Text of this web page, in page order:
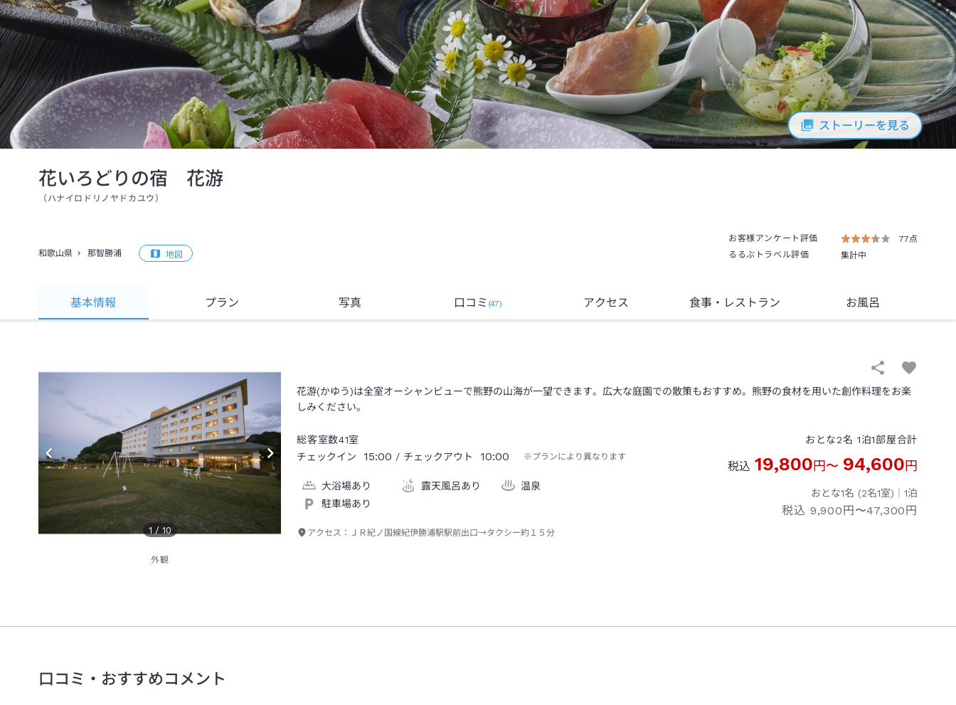
ストーリーを見る
花いろどりの宿 花游
（ ハナイロドリノヤドカユウ ）
和歌山県 那智勝浦 地図
お客様アンケート評価
77点
るるぶトラベル評価
集計中
基本情報 プラン 写真 口コミ (47) アクセス 食事・レストラン お風呂
1 / 10
外観
花游(かゆう)は全室オーシャンビューで熊野の山海が一望できます。広大な庭園での散策もおすすめ。熊野の食材を用いた創作料理をお楽
しみください。
総客室数41室
チェックイン
15:00 / チェックアウト 10:00 ※プランにより異なります
大浴場あり 露天風呂あり
温泉
駐車場あり
アクセス： ＪＲ紀ノ国線紀伊勝浦駅駅前出口→タクシー約１５分
おとな2名 1泊1部屋合計
税込 19,800円〜 94,600円
おとな1名 (2名1室)｜ 1泊
税込 9,900円〜47,300円
口コミ・おすすめコメント